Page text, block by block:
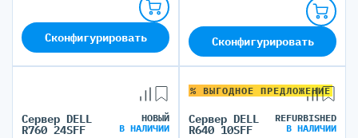
Сконфигурировать Сконфигурировать
Сервер DELL
R760 24SFF
НОВЫЙ
В НАЛИЧИИ
% ВЫГОДНОЕ ПРЕДЛОЖЕНИЕ
Сервер DELL
R640 10SFF
REFURBISHED
В НАЛИЧИИ